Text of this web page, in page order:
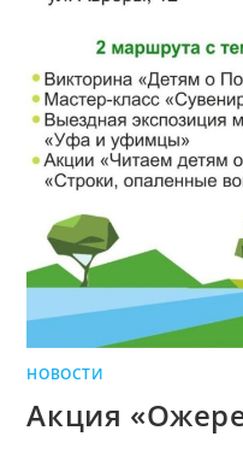
НОВОСТИ
Акция